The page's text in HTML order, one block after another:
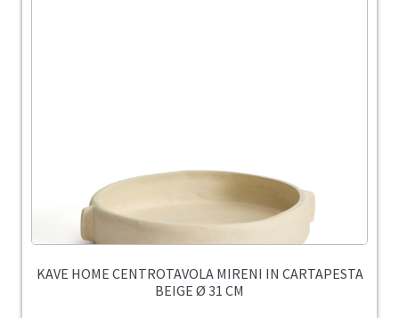
KAVE HOME CENTROTAVOLA MIRENI IN CARTAPESTA
BEIGE Ø 31 CM